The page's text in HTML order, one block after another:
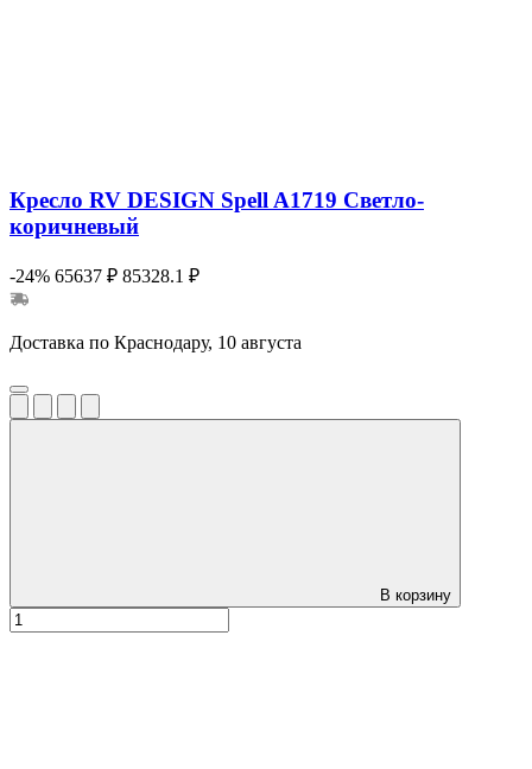
Кресло RV DESIGN Spell A1719 Светло-
коричневый
-24% 65637 ₽ 85328.1 ₽
Доставка по Краснодару, 10 августа
В корзину